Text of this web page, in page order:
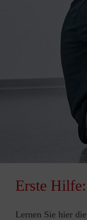
Erste
Lernen Sie hier